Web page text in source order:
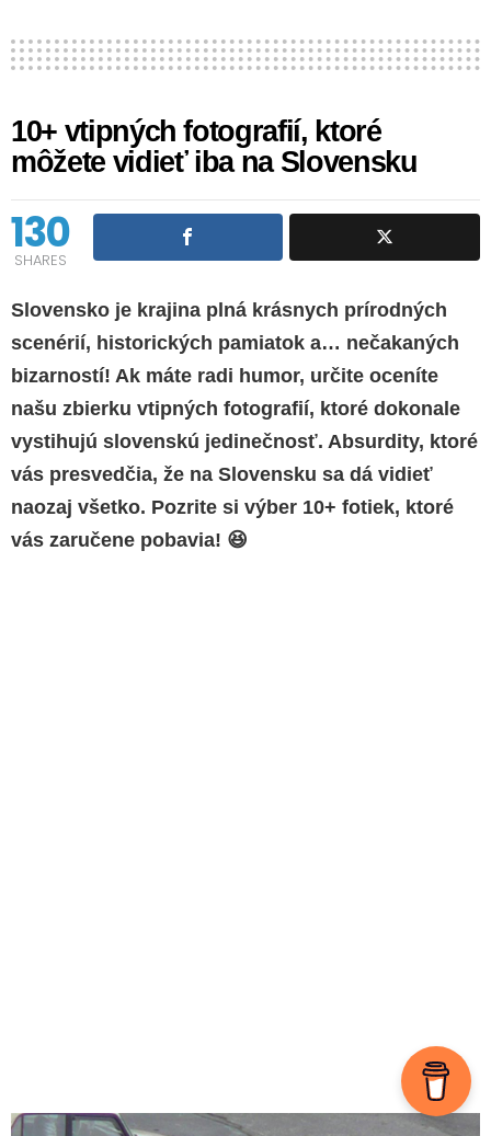
10+ vtipných fotografií, ktoré
môžete vidieť iba na Slovensku
130
SHARES
Slovensko je krajina plná krásnych prírodných
scenérií, historických pamiatok a… nečakaných
bizarností! Ak máte radi humor, určite oceníte
našu zbierku vtipných fotografií, ktoré dokonale
vystihujú slovenskú jedinečnosť. Absurdity, ktoré
vás presvedčia, že na Slovensku sa dá vidieť
naozaj všetko. Pozrite si výber 10+ fotiek, ktoré
vás zaručene pobavia! 😆